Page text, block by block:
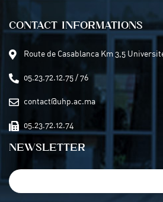
CONTACT INFORMATIONS
Route de Casablanca Km 3,5
05.23.72.12.75 / 76
contact@uhp.ac.ma
05.23.72.12.74
NEWSLETTER